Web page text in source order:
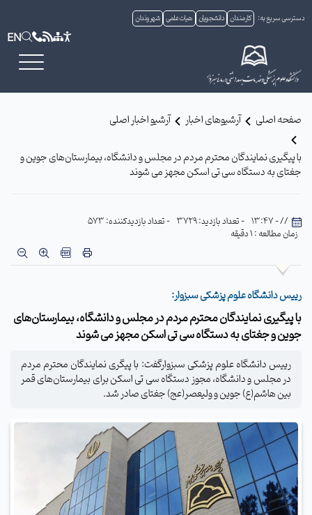
دسترسی سریع به: کارمندان دانشجویان هیات علمی شهروندان
EN
صفحه اصلی آرشیوهای اخبار آرشیو اخبار اصلی
با پیگیری نمایندگان محترم مردم در مجلس و دانشگاه، بیمارستان‌های جوین و
جغتای به دستگاه سی تی اسکن مجهز می شوند
// - 13:47 - تعداد بازدید: 3729
- تعداد بازدیدکننده: 573
زمان مطالعه : 1 دقیقه
رییس دانشگاه علوم پزشکی سبزوار:
با پیگیری نمایندگان محترم مردم در مجلس و دانشگاه، بیمارستان‌های
جوین و جغتای به دستگاه سی تی اسکن مجهز می شوند
رییس دانشگاه علوم پزشکی سبزوارگفت: با پیگری نمایندگان محترم مردم
در مجلس و دانشگاه، مجوز دستگاه سی تی اسکن برای بیمارستان‌های قمر
بین هاشم(ع) جوین و ولیعصر(عج) جغتای صادر شد.